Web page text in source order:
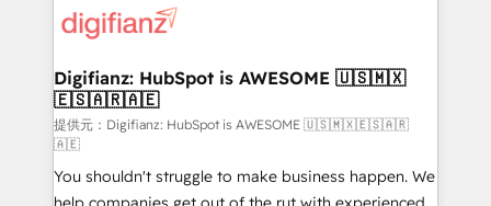
more people - Get the most out of your HubSpot
investment
supercharge revenue operations Key services: • CRM
Transformation / Web Development • RevOps &
Sales Consulting • Marketing Automation What
makes us different? 🚀 Top 0.5% of global HubSpot
agencies ⚙️ The strongest technical ability and
integration capabilities 💼 Consultative, long-term
Digifianz: HubSpot is AWESOME 🇺🇸🇲🇽
🇪🇸🇦🇷🇦🇪
提供元：Digifianz: HubSpot is AWESOME 🇺🇸🇲🇽🇪🇸🇦🇷
🇦🇪
You shouldn't struggle to make business happen. We